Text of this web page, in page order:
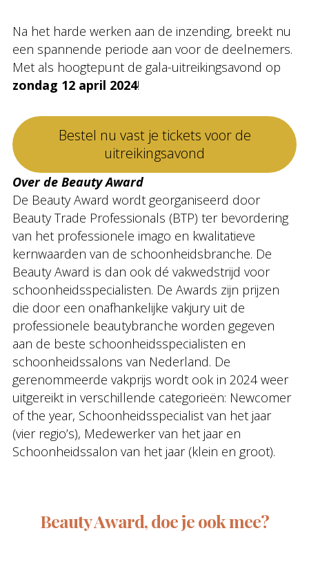
Na het harde werken aan de inzending, breekt nu
een spannende periode aan voor de deelnemers.
Met als hoogtepunt de gala-uitreikingsavond op
zondag 12 april 2024!
Bestel nu vast je tickets voor de
uitreikingsavond
Over de Beauty Award
De Beauty Award wordt georganiseerd door
Beauty Trade Professionals (BTP) ter bevordering
van het professionele imago en kwalitatieve
kernwaarden van de schoonheidsbranche. De
Beauty Award is dan ook dé vakwedstrijd voor
schoonheidsspecialisten. De Awards zijn prijzen
die door een onafhankelijke vakjury uit de
professionele beautybranche worden gegeven
aan de beste schoonheidsspecialisten en
schoonheidssalons van Nederland. De
gerenommeerde vakprijs wordt ook in 2024 weer
uitgereikt in verschillende categorieën: Newcomer
of the year, Schoonheidsspecialist van het jaar
(vier regio’s), Medewerker van het jaar en
Schoonheidssalon van het jaar (klein en groot).
Beauty Award, doe je ook mee?